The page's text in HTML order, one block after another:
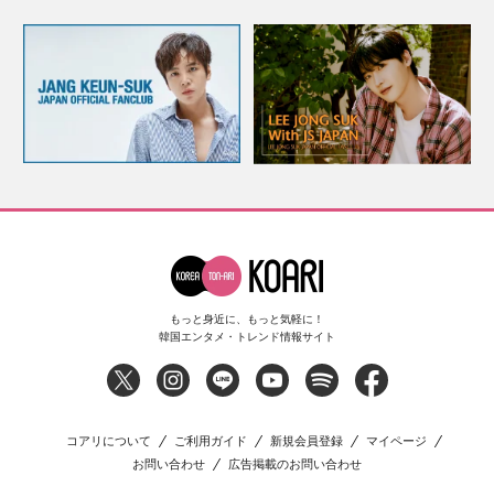
もっと身近に、もっと気軽に！
韓国エンタメ・トレンド情報サイト
コアリについて ご利用ガイド 新規会員登録
マイページ
お問い合わせ
広告掲載のお問い合わせ